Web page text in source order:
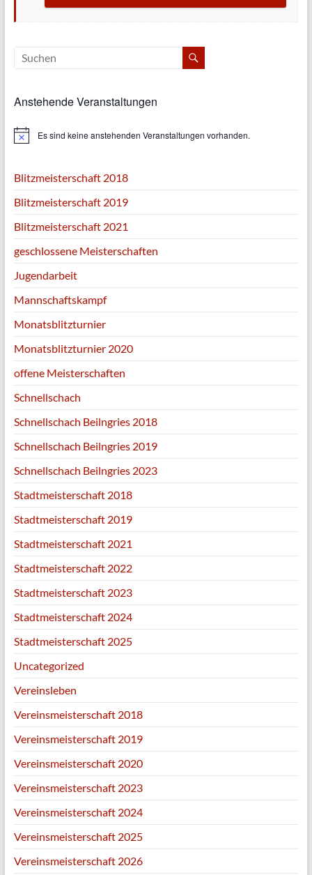
Anstehende Veranstaltungen
H
w
e
s
Es sind keine anstehenden Veranstaltungen vorhanden.
Blitzmeisterschaft 2018
Blitzmeisterschaft 2019
Blitzmeisterschaft 2021
geschlossene Meisterschaften
Jugendarbeit
Mannschaftskampf
Monatsblitzturnier
Monatsblitzturnier 2020
offene Meisterschaften
Schnellschach
Schnellschach Beilngries 2018
Schnellschach Beilngries 2019
Schnellschach Beilngries 2023
Stadtmeisterschaft 2018
Stadtmeisterschaft 2019
Stadtmeisterschaft 2021
Stadtmeisterschaft 2022
Stadtmeisterschaft 2023
Stadtmeisterschaft 2024
Stadtmeisterschaft 2025
Uncategorized
Vereinsleben
Vereinsmeisterschaft 2018
Vereinsmeisterschaft 2019
Vereinsmeisterschaft 2020
Vereinsmeisterschaft 2023
Vereinsmeisterschaft 2024
Vereinsmeisterschaft 2025
Vereinsmeisterschaft 2026